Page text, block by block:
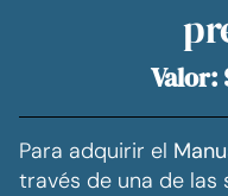
Valor:
Para adquirir el
través de una de las